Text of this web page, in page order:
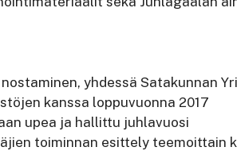
yhdessä Satakunnan
kanssa loppuvuonna 2017
upea ja hallittu juhlavuosi
toiminnan esittely teemoittain